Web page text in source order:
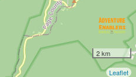
2 km
Leaflet